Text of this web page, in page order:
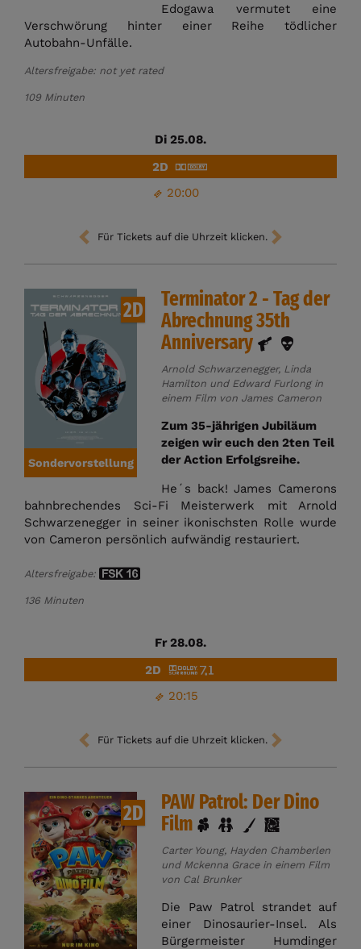
Edogawa vermutet eine
Verschwörung hinter einer Reihe tödlicher
Autobahn-Unfälle.
Altersfreigabe: not yet rated
109 Minuten
Di 25.08.
20:00
2D
Für Tickets auf die Uhrzeit klicken.
2D
Sondervorstellung
Terminator 2 - Tag der
Abrechnung 35th
Anniversary
Arnold Schwarzenegger, Linda
Hamilton und Edward Furlong in
einem Film von James Cameron
Zum 35-jährigen Jubiläum
zeigen wir euch den 2ten Teil
der Action Erfolgsreihe.
He´s back! James Camerons
bahnbrechendes Sci-Fi Meisterwerk mit Arnold
Schwarzenegger in seiner ikonischsten Rolle wurde
von Cameron persönlich aufwändig restauriert.
Altersfreigabe:
136 Minuten
Fr 28.08.
20:15
2D
Für Tickets auf die Uhrzeit klicken.
2D
PAW Patrol: Der Dino
Film
Carter Young, Hayden Chamberlen
und Mckenna Grace in einem Film
von Cal Brunker
Die Paw Patrol strandet auf
einer Dinosaurier-Insel. Als
Bürgermeister Humdinger